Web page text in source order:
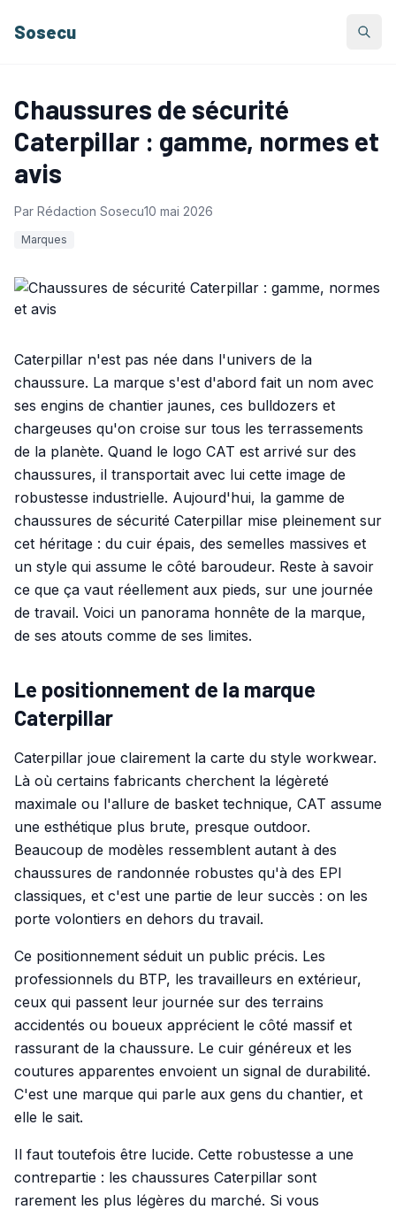
Sosecu
Chaussures de sécurité
Caterpillar : gamme, normes et
avis
Par Rédaction Sosecu10 mai 2026
Marques
Caterpillar n'est pas née dans l'univers de la
chaussure. La marque s'est d'abord fait un nom avec
ses engins de chantier jaunes, ces bulldozers et
chargeuses qu'on croise sur tous les terrassements
de la planète. Quand le logo CAT est arrivé sur des
chaussures, il transportait avec lui cette image de
robustesse industrielle. Aujourd'hui, la gamme de
chaussures de sécurité Caterpillar mise pleinement sur
cet héritage : du cuir épais, des semelles massives et
un style qui assume le côté baroudeur. Reste à savoir
ce que ça vaut réellement aux pieds, sur une journée
de travail. Voici un panorama honnête de la marque,
de ses atouts comme de ses limites.
Le positionnement de la marque
Caterpillar
Caterpillar joue clairement la carte du style workwear.
Là où certains fabricants cherchent la légèreté
maximale ou l'allure de basket technique, CAT assume
une esthétique plus brute, presque outdoor.
Beaucoup de modèles ressemblent autant à des
chaussures de randonnée robustes qu'à des EPI
classiques, et c'est une partie de leur succès : on les
porte volontiers en dehors du travail.
Ce positionnement séduit un public précis. Les
professionnels du BTP, les travailleurs en extérieur,
ceux qui passent leur journée sur des terrains
accidentés ou boueux apprécient le côté massif et
rassurant de la chaussure. Le cuir généreux et les
coutures apparentes envoient un signal de durabilité.
C'est une marque qui parle aux gens du chantier, et
elle le sait.
Il faut toutefois être lucide. Cette robustesse a une
contrepartie : les chaussures Caterpillar sont
rarement les plus légères du marché. Si vous